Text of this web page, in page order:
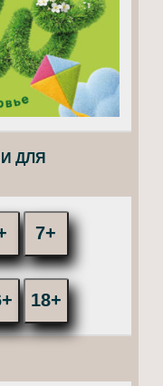
ДЛЯ
7+
18+